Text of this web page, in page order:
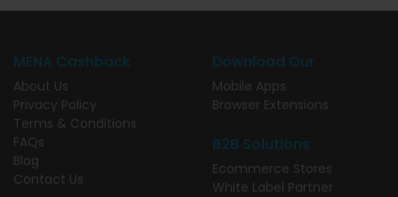
MENA Cashback
About Us
Privacy Policy
Terms & Conditions
FAQs
Blog
Contact Us
Download Our
Mobile Apps
Browser Extensions
B2B Solutions
Ecommerce Stores
White Label Partner